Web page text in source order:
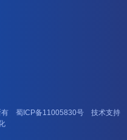
有 蜀ICP备11005830号 技术支持